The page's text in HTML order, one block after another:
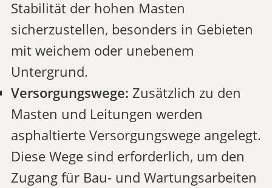
Stabilität der hohen Masten
sicherzustellen, besonders in Gebieten
mit weichem oder unebenem
Untergrund.
Versorgungswege: Zusätzlich zu den
Masten und Leitungen werden
asphaltierte Versorgungswege angelegt.
Diese Wege sind erforderlich, um den
Zugang für Bau- und Wartungsarbeiten